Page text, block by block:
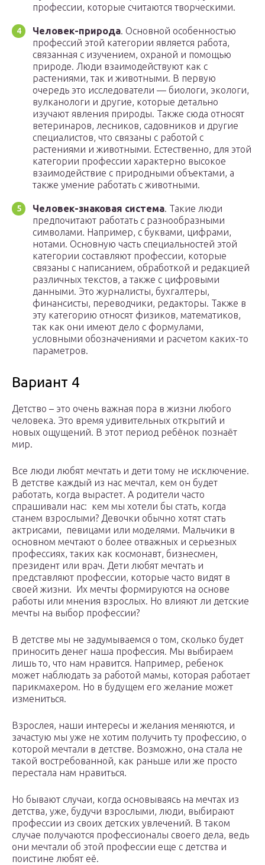
профессии, которые считаются творческими.
Человек-природа. Основной особенностью
профессий этой категории является работа,
связанная с изучением, охраной и помощью
природе. Люди взаимодействуют как с
растениями, так и животными. В первую
очередь это исследователи — биологи, экологи,
вулканологи и другие, которые детально
изучают явления природы. Также сюда относят
ветеринаров, лесников, садовников и другие
специалистов, что связаны с работой с
растениями и животными. Естественно, для этой
категории профессии характерно высокое
взаимодействие с природными объектами, а
также умение работать с животными.
Человек-знаковая система. Такие люди
предпочитают работать с разнообразными
символами. Например, с буквами, цифрами,
нотами. Основную часть специальностей этой
категории составляют профессии, которые
связаны с написанием, обработкой и редакцией
различных текстов, а также с цифровыми
данными. Это журналисты, бухгалтеры,
финансисты, переводчики, редакторы. Также в
эту категорию относят физиков, математиков,
так как они имеют дело с формулами,
условными обозначениями и расчетом каких-то
параметров.
Вариант 4
Детство – это очень важная пора в жизни любого
человека. Это время удивительных открытий и
новых ощущений. В этот период ребёнок познаёт
мир.
Все люди любят мечтать и дети тому не исключение.
В детстве каждый из нас мечтал, кем он будет
работать, когда вырастет. А родители часто
спрашивали нас: кем мы хотели бы стать, когда
станем взрослыми? Девочки обычно хотят стать
актрисами, певицами или моделями. Мальчики в
основном мечтают о более отважных и серьезных
профессиях, таких как космонавт, бизнесмен,
президент или врач. Дети любят мечтать и
представляют профессии, которые часто видят в
своей жизни. Их мечты формируются на основе
работы или мнения взрослых. Но влияют ли детские
мечты на выбор профессии?
В детстве мы не задумываемся о том, сколько будет
приносить денег наша профессия. Мы выбираем
лишь то, что нам нравится. Например, ребенок
может наблюдать за работой мамы, которая работает
парикмахером. Но в будущем его желание может
измениться.
Взрослея, наши интересы и желания меняются, и
зачастую мы уже не хотим получить ту профессию, о
которой мечтали в детстве. Возможно, она стала не
такой востребованной, как раньше или же просто
перестала нам нравиться.
Но бывают случаи, когда основываясь на мечтах из
детства, уже, будучи взрослыми, люди, выбирают
профессии из своих детских увлечений. В таком
случае получаются профессионалы своего дела, ведь
они мечтали об этой профессии еще с детства и
поистине любят её.